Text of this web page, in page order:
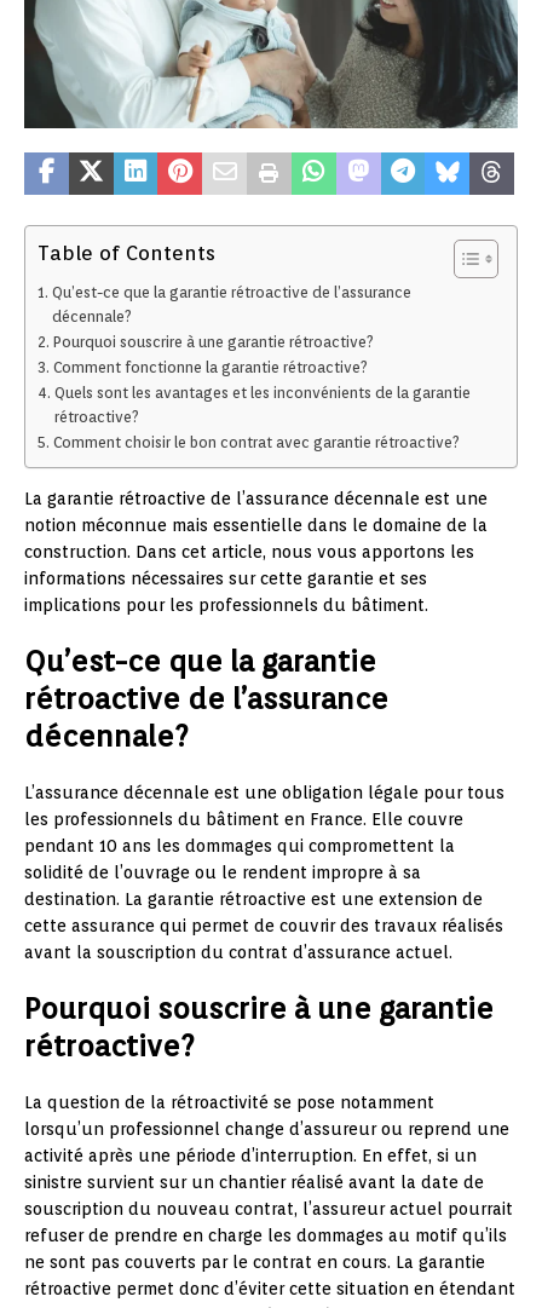
Table of Contents
Qu’est-ce que la garantie rétroactive de l’assurance
décennale?
Pourquoi souscrire à une garantie rétroactive?
Comment fonctionne la garantie rétroactive?
Quels sont les avantages et les inconvénients de la garantie
rétroactive?
Comment choisir le bon contrat avec garantie rétroactive?
La garantie rétroactive de l’assurance décennale est une
notion méconnue mais essentielle dans le domaine de la
construction. Dans cet article, nous vous apportons les
informations nécessaires sur cette garantie et ses
implications pour les professionnels du bâtiment.
Qu’est-ce que la garantie
rétroactive de l’assurance
décennale?
L’assurance décennale est une obligation légale pour tous
les professionnels du bâtiment en France. Elle couvre
pendant 10 ans les dommages qui compromettent la
solidité de l’ouvrage ou le rendent impropre à sa
destination. La garantie rétroactive est une extension de
cette assurance qui permet de couvrir des travaux réalisés
avant la souscription du contrat d’assurance actuel.
Pourquoi souscrire à une garantie
rétroactive?
La question de la rétroactivité se pose notamment
lorsqu’un professionnel change d’assureur ou reprend une
activité après une période d’interruption. En effet, si un
sinistre survient sur un chantier réalisé avant la date de
souscription du nouveau contrat, l’assureur actuel pourrait
refuser de prendre en charge les dommages au motif qu’ils
ne sont pas couverts par le contrat en cours. La garantie
rétroactive permet donc d’éviter cette situation en étendant